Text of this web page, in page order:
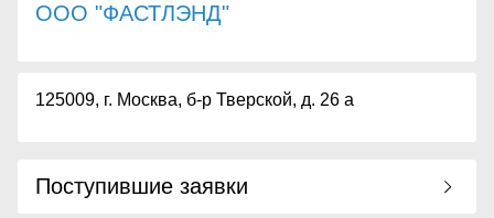
ООО "ФАСТЛЭНД"
125009, г. Москва, б-р Тверской, д. 26 а
Поступившие заявки